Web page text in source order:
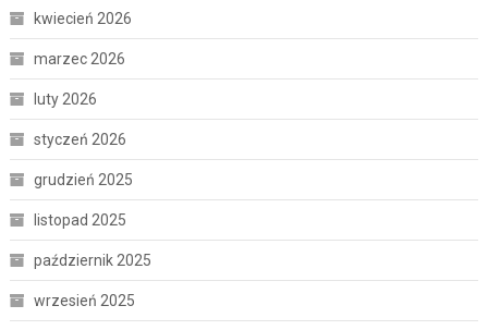
kwiecień 2026
marzec 2026
luty 2026
styczeń 2026
grudzień 2025
listopad 2025
październik 2025
wrzesień 2025